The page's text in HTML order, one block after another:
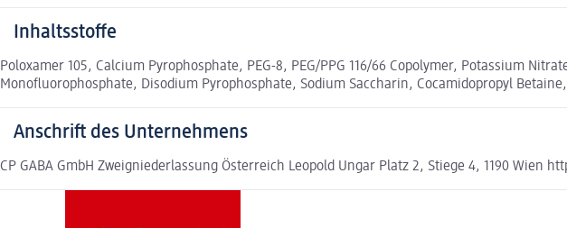
Inhaltsstoffe
Poloxamer 105, Calcium Pyrophosphate, PEG-8, PEG/PPG 116/66 Copolymer, Potassium
Monofluorophosphate, Disodium Pyrophosphate, Sodium Saccharin, Cocamidopropyl
Anschrift des Unternehmens
CP GABA GmbH Zweigniederlassung Österreich Leopold Ungar Platz 2, Stiege 4, 1190 Wien